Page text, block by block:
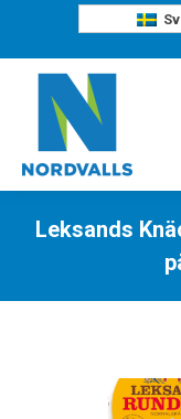
Leksands